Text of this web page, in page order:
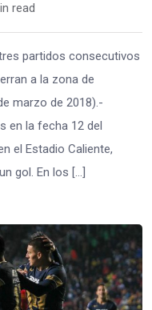
read
partidos consecutivos
a la zona de
marzo de 2018).-
en la fecha 12 del
el Estadio Caliente,
gol. En los […]